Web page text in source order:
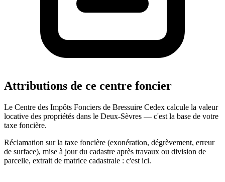
Attributions de ce centre foncier
Le Centre des Impôts Fonciers de Bressuire Cedex calcule la valeur
locative des propriétés dans le Deux-Sèvres — c'est la base de votre
taxe foncière.
Réclamation sur la taxe foncière (exonération, dégrèvement, erreur
de surface), mise à jour du cadastre après travaux ou division de
parcelle, extrait de matrice cadastrale : c'est ici.